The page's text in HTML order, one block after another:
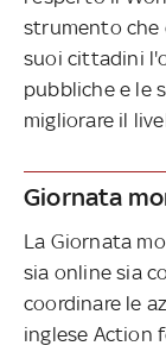
strumento che
suoi cittadini
pubbliche e le
migliorare il
Giornata
La Giornata
sia online sia
coordinare le
inglese Action